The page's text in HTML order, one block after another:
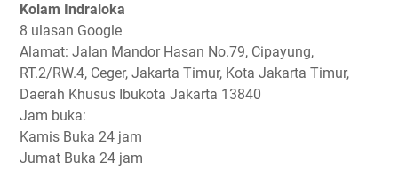
Kolam Indraloka
8 ulasan Google
Alamat: Jalan Mandor Hasan No.79, Cipayung,
RT.2/RW.4, Ceger, Jakarta Timur, Kota Jakarta Timur,
Daerah Khusus Ibukota Jakarta 13840
Jam buka:
Kamis Buka 24 jam
Jumat Buka 24 jam